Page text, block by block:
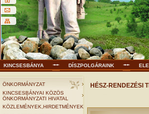
KINCSESBÁNYA DÍSZPOLGÁRAINK
ÖNKORMÁNYZAT
KINCSESBÁNYAI KÖZÖS
ÖNKORMÁNYZATI HIVATAL
KÖZLEMÉNYEK,HIRDETMÉNYEK
HÉSZ-RENDEZÉSI